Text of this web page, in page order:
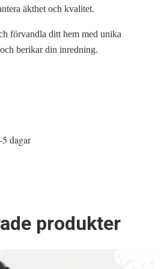
äkthet och kvalitet.
förvandla ditt hem med unika
berikar din inredning.
dagar
produkter